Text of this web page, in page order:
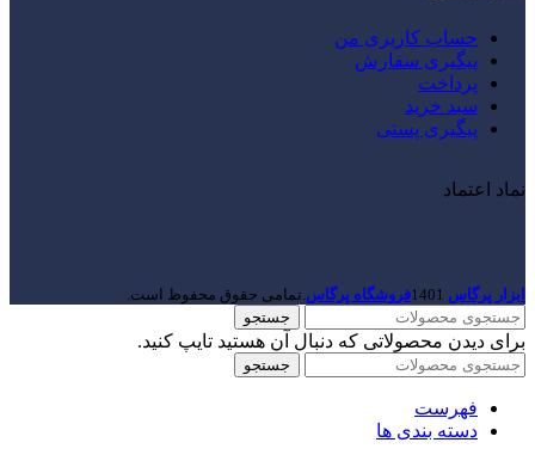
حساب کاربری من
پیگیری سفارش
پرداخت
سبد خرید
پیگیری پستی
نماد اعتماد
ابزار پرگاس 1401فروشگاه پرگاس.تمامی حقوق محفوظ است.
جستجو
برای دیدن محصولاتی که دنبال آن هستید تایپ کنید.
جستجو
فهرست
دسته بندی ها